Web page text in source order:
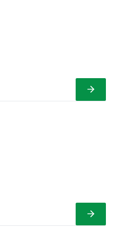
Bekijk
Bekijk